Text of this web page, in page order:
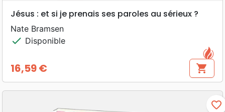
Jésus : et si je prenais ses paroles au sérieux ?
Nate Bramsen
check Disponible
Prix
16,59 € shopping_cart
favorite_border